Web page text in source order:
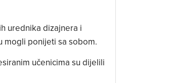
urednika dizajnera i
mogli ponijeti sa sobom.
učenicima su dijelili